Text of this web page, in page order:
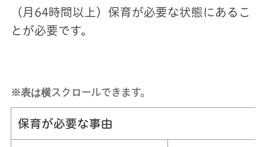
（月64時間以上）保育が必要な状態にあるこ
とが必要です。
※表は横スクロールできます。
保育が必要な事由